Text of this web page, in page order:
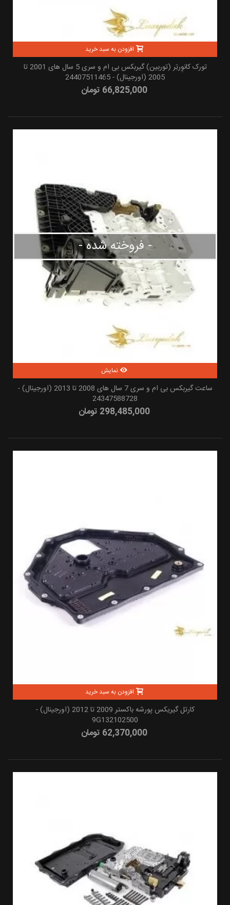
افزودن به سبد خرید
تورک کانوِرتِر (توربین) گیربکس بی ام و سری 5 سال های 2001 تا
2005 (اورجینال) - 24407511465
66,825,000 تومان
- فروخته شده -
نمایش
ساعت گیربکس بی ام و سری 7 سال های 2008 تا 2013 (اورجینال) -
24347588728
298,485,000 تومان
افزودن به سبد خرید
کارتل گیریکس پورشه باکستر 2009 تا 2012 (اورجینال) -
9G132102500
62,370,000 تومان